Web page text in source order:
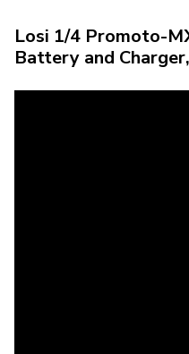
Losi 1/4 Promoto-
Battery and